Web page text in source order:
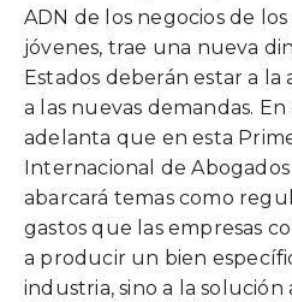
ADN de los negocios de
jóvenes, trae una nueva
Estados deberán estar a
a las nuevas demandas.
adelanta que en esta
Internacional de Abogados
abarcará temas como
gastos que las empresas
a producir un bien
industria, sino a la